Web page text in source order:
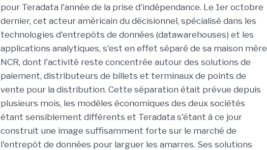
pour Teradata l'année de la prise d'indépendance. Le 1er octobre
dernier, cet acteur américain du décisionnel, spécialisé dans les
technologies d'entrepôts de données (datawarehouses) et les
applications analytiques, s'est en effet séparé de sa maison mère
NCR, dont l'activité reste concentrée autour des solutions de
paiement, distributeurs de billets et terminaux de points de
vente pour la distribution. Cette séparation était prévue depuis
plusieurs mois, les modèles économiques des deux sociétés
étant sensiblement différents et Teradata s'étant à ce jour
construit une image suffisamment forte sur le marché de
l'entrepôt de données pour larguer les amarres. Ses solutions